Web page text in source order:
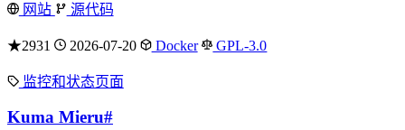
网站 源代码
★2931 2026-07-20 Docker GPL-3.0
监控和状态页面
Kuma Mieru#